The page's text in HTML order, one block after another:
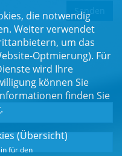
und der Region.
die notwendig
Weiter verwendet
um das
Optmierung). Für
wird Ihre
können Sie
finden Sie
.
(Übersicht)
für den